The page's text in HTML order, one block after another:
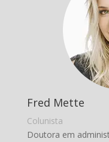
Fred Mette
Colunista
Doutora em